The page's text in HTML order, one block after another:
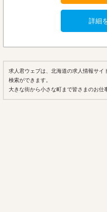
詳細
求人君ウェブは、北海道の求人情報サ
検索ができます。
大きな街から小さな町まで皆さまのお仕